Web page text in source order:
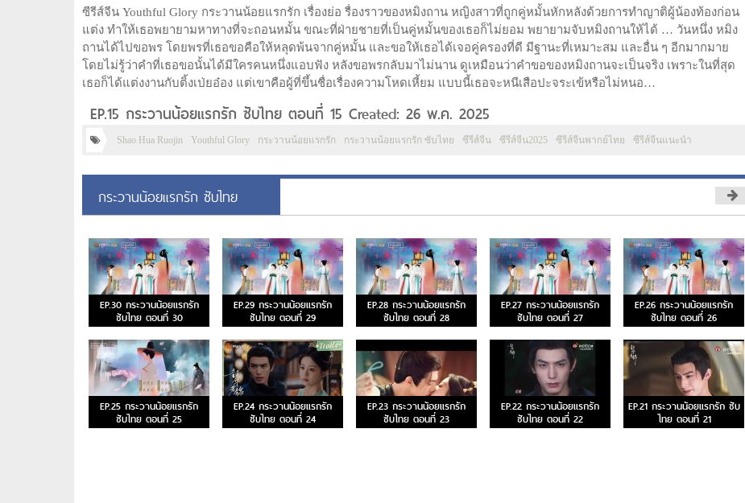
ซีรีส์จีน Youthful Glory กระวานน้อยแรกรัก เรื่องย่อ รื่องราวของหมิงถาน หญิงสาวที่ถูกคู่หมั้นหักหลังด้วยการทำญาติผู้น้องท้องก่อน
แต่ง ทำให้เธอพยายามหาทางที่จะถอนหมั้น ขณะที่ฝ่ายชายที่เป็นคู่หมั้นของเธอก็ไม่ยอม พยายามจับหมิงถานให้ได้ … วันหนึ่ง หมิง
ถานได้ไปขอพร โดยพรที่เธอขอคือให้หลุดพ้นจากคู่หมั้น และขอให้เธอได้เจอคู่ครองที่ดี มีฐานะที่เหมาะสม และอื่น ๆ อีกมากมาย
โดยไม่รู้ว่าคำที่เธอขอนั้นได้มีใครคนหนึ่งแอบฟัง หลังขอพรกลับมาไม่นาน ดูเหมือนว่าคำขอของหมิงถานจะเป็นจริง เพราะในที่สุด
เธอก็ได้แต่งงานกับติ้งเป่ยอ๋อง แต่เขาคือผู้ที่ขึ้นชื่อเรื่องความโหดเหี้ยม แบบนี้เธอจะหนีเสือปะจระเข้หรือไม่หนอ…
EP.15 กระวานน้อยแรกรัก ซับไทย ตอนที่ 15 Created: 26 พ.ค. 2025
Shao Hua Ruojin Youthful Glory กระวานน้อยแรกรัก กระวานน้อยแรกรัก ซับไทย ซีรีส์จีน ซีรีส์จีน2025 ซีรีส์จีนพากย์ไทย ซีรีส์จีนแนะนำ
กระวานน้อยแรกรัก ซับไทย
EP.30 กระวานน้อยแรกรัก
ซับไทย ตอนที่ 30
EP.29 กระวานน้อยแรกรัก
ซับไทย ตอนที่ 29
EP.28 กระวานน้อยแรกรัก
ซับไทย ตอนที่ 28
EP.27 กระวานน้อยแรกรัก
ซับไทย ตอนที่ 27
EP.26 กระวานน้อยแรกรัก
ซับไทย ตอนที่ 26
EP.25 กระวานน้อยแรกรัก
ซับไทย ตอนที่ 25
EP.24 กระวานน้อยแรกรัก
ซับไทย ตอนที่ 24
EP.23 กระวานน้อยแรกรัก
ซับไทย ตอนที่ 23
EP.22 กระวานน้อยแรกรัก
ซับไทย ตอนที่ 22
EP.21 กระวานน้อยแรกรัก ซับ
ไทย ตอนที่ 21